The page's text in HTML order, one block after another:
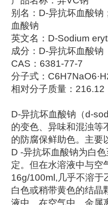
别名：D-异抗坏血酸钠
血酸钠
英文名：D-Sodium
成分：D-异抗坏血酸钠
CAS：6381-77-7
分子式：
相对分子质量：216.12
D-异抗坏血酸钠（d-
的变色、异味和混浊等
的防腐保鲜助色。主要
D -异抗坏血酸钠为白
定。但在水溶液中与空
16g/100ml,几乎不溶于
白色或稍带黄色的结晶
液中、在空气中、金属